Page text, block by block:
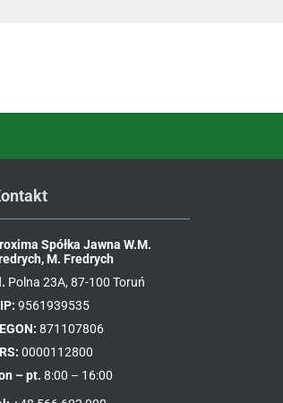
Spółka Jawna W.M.
M. Fredrych
Polna 23A, 87-100 Toruń
9561939535
871107806
0000112800
– pt. 8:00 – 16:00